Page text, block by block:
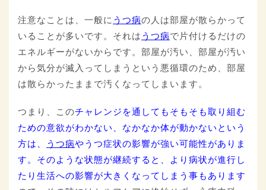
注意なことは、一般に うつ病の人は部屋が散らかって
いることが多いです。それは うつ病で片付けるだけの
エネルギーがないからです。部屋が汚い、部屋が汚い
から気分が滅入ってしまうという悪循環のため、部屋
は散らかったままで汚くなってしまいます。
つまり、このチャレンジを通してもそもそも取り組む
ための意欲がわかない、なかなか体が動かないという
方は、
うつ病やうつ症状の影響が強い可能性がありま
す。そのような状態が継続すると、より病状が進行し
たり生活への影響が大きくなってしまう事もあります